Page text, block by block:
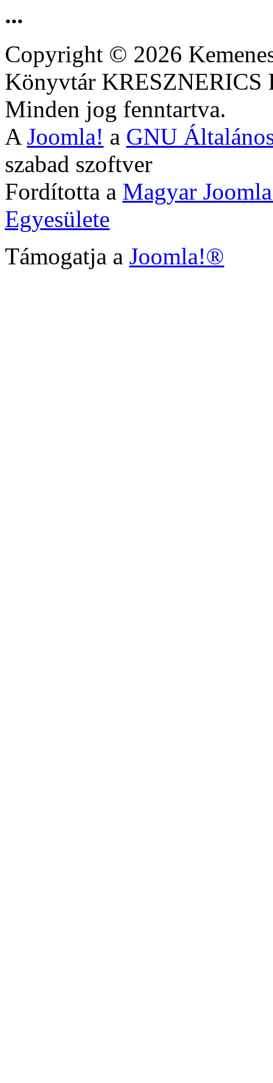
...
Copyright © 2026
Könyvtár
Minden jog fenntartva.
A Joomla! a GNU
szabad szoftver
Fordította a Magyar
Egyesülete
Támogatja a Joomla!®